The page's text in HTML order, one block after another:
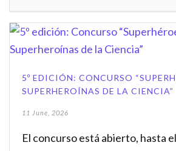
5º EDICIÓN: CONCURSO
SUPERHEROÍNAS DE LA CIENCIA”
11 June, 2026
El concurso está abierto, hasta